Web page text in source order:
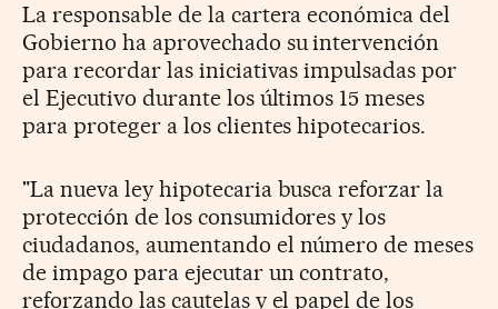
La responsable de la cartera económica del
Gobierno ha aprovechado su intervención
para recordar las iniciativas impulsadas por
el Ejecutivo durante los últimos 15 meses
para proteger a los clientes hipotecarios.
"La nueva ley hipotecaria busca reforzar la
protección de los consumidores y los
ciudadanos, aumentando el número de meses
de impago para ejecutar un contrato,
reforzando las cautelas y el papel de los